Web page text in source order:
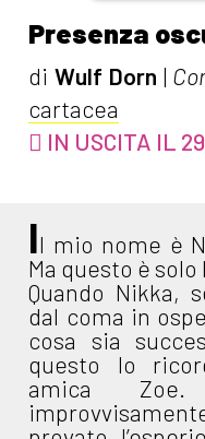
Presenza
di Wulf Dorn |
cartacea
IN USCITA IL
Il mio nome è
Ma questo è solo
Quando Nikka,
dal coma in
cosa sia
questo lo
amica